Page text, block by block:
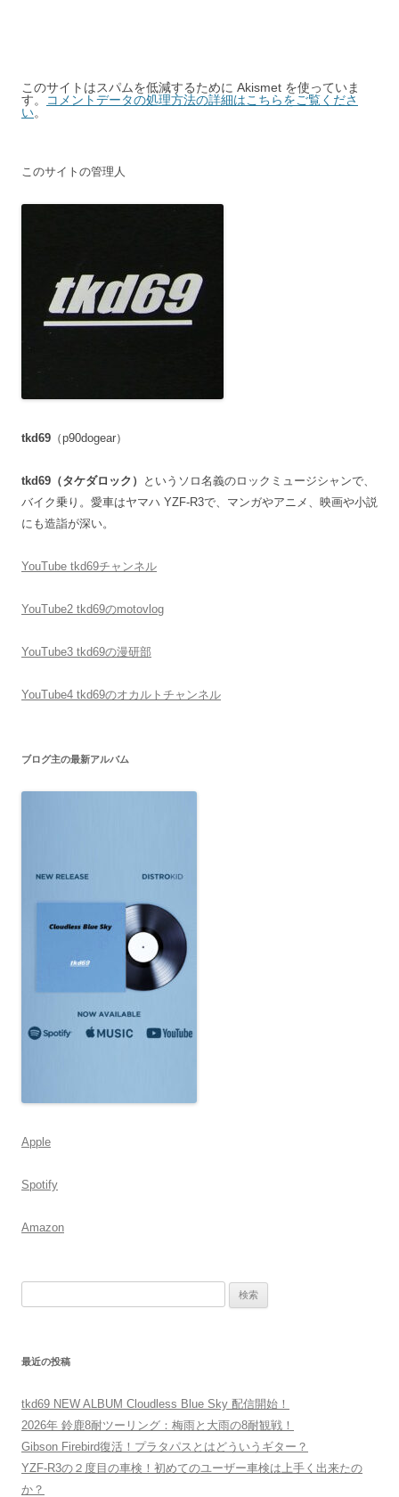
このサイトはスパムを低減するために Akismet を使っていま
す。
コメントデータの処理方法の詳細はこちらをご覧くださ
い。
このサイトの管理人
tkd69 （p90dogear）
tkd69（タケダロック）
というソロ名義のロックミュージシャンで、
バイク乗り。愛車はヤマハ YZF-R3で、マンガやアニメ、映画や小説
にも造詣が深い。
YouTube tkd69チャンネル
YouTube2 tkd69のmotovlog
YouTube3 tkd69の漫研部
YouTube4 tkd69のオカルトチャンネル
ブログ主の最新アルバム
Apple
Spotify
Amazon
索:
最近の投稿
tkd69 NEW ALBUM Cloudless Blue Sky 配信開始！
2026年 鈴鹿8耐ツーリング：梅雨と大雨の8耐観戦！
Gibson Firebird復活！プラタパスとはどういうギター？
YZF-R3の２度目の車検！初めてのユーザー車検は上手く出来たの
か？